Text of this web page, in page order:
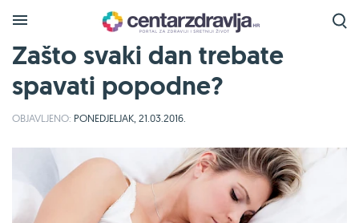
Zašto svaki dan trebate
spavati popodne?
OBJAVLJENO: PONEDJELJAK, 21.03.2016.